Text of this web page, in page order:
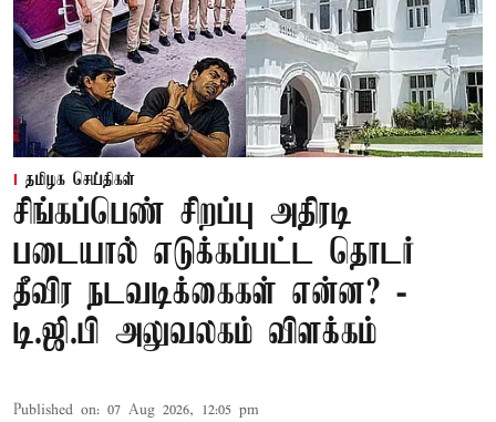
தமிழக செய்திகள்
சிங்கப்பெண் சிறப்பு அதிரடி
படையால் எடுக்கப்பட்ட தொடர்
தீவிர நடவடிக்கைகள் என்ன? -
டி.ஜி.பி அலுவலகம் விளக்கம்
Published on: 07 Aug 2026, 12:05 pm